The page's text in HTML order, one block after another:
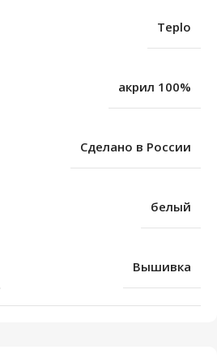
Teplo
акрил 100%
Сделано в России
белый
Вышивка